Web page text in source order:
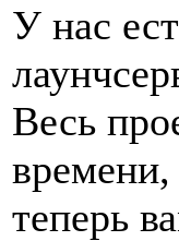
У нас
Весь
теперь